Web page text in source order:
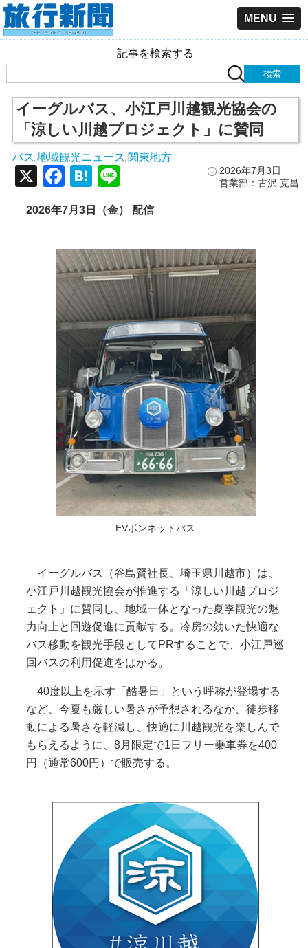
MENU
記事を検索する
イーグルバス、小江戸川越観光協会の
「涼しい川越プロジェクト」に賛同
バス 地域観光ニュース 関東地方
2026年7月3日
営業部：古沢 克昌
X Facebook
Hatena
2026年7月3日（金） 配信
EVボンネットバス
イーグルバス（谷島賢社長、埼玉県川越市）は、
小江戸川越観光協会が推進する「涼しい川越プロジ
ェクト」に賛同し、地域一体となった夏季観光の魅
力向上と回遊促進に貢献する。冷房の効いた快適な
バス移動を観光手段としてPRすることで、小江戸巡
回バスの利用促進をはかる。
40度以上を示す「酷暑日」という呼称が登場する
など、今夏も厳しい暑さが予想されるなか、徒歩移
動による暑さを軽減し、快適に川越観光を楽しんで
もらえるように、8月限定で1日フリー乗車券を400
円（通常600円）で販売する。